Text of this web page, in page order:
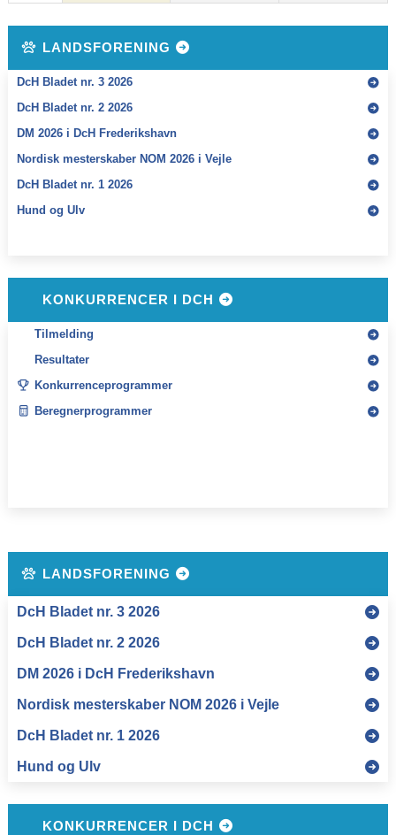
LANDSFORENING
DcH Bladet nr. 3 2026
DcH Bladet nr. 2 2026
DM 2026 i DcH Frederikshavn
Nordisk mesterskaber NOM 2026 i Vejle
DcH Bladet nr. 1 2026
Hund og Ulv
KONKURRENCER I DCH
Tilmelding
Resultater
Konkurrenceprogrammer
Beregnerprogrammer
LANDSFORENING
KONKURRENCER I DCH